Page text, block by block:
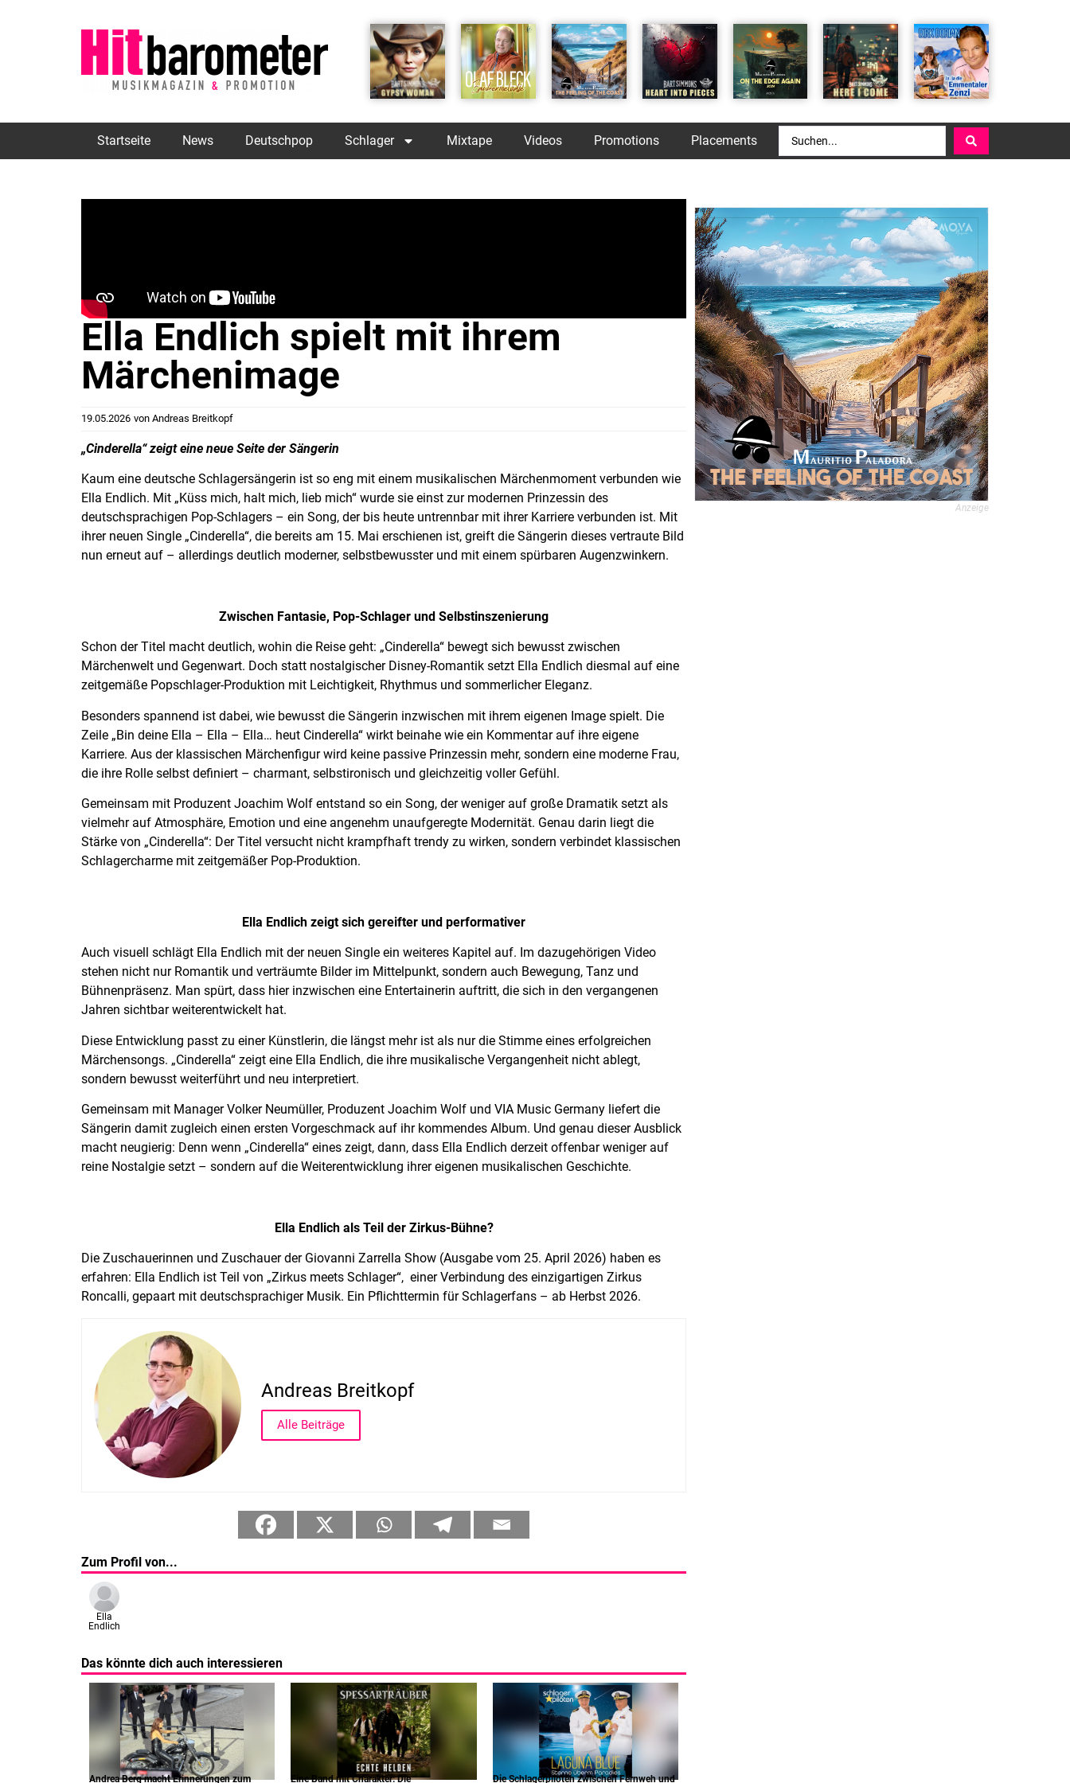
Startseite News Deutschpop Schlager Mixtape Videos Promotions Placements
Ella Endlich spielt mit ihrem
Märchenimage
19.05.2026 von Andreas Breitkopf
„Cinderella“ zeigt eine neue Seite der Sängerin
Kaum eine deutsche Schlagersängerin ist so eng mit einem musikalischen Märchenmoment verbunden wie
Ella Endlich. Mit „Küss mich, halt mich, lieb mich“ wurde sie einst zur modernen Prinzessin des
deutschsprachigen Pop-Schlagers – ein Song, der bis heute untrennbar mit ihrer Karriere verbunden ist. Mit
ihrer neuen Single „Cinderella“, die bereits am 15. Mai erschienen ist, greift die Sängerin dieses vertraute Bild
nun erneut auf – allerdings deutlich moderner, selbstbewusster und mit einem spürbaren Augenzwinkern.
Zwischen Fantasie, Pop-Schlager und Selbstinszenierung
Schon der Titel macht deutlich, wohin die Reise geht: „Cinderella“ bewegt sich bewusst zwischen
Märchenwelt und Gegenwart. Doch statt nostalgischer Disney-Romantik setzt Ella Endlich diesmal auf eine
zeitgemäße Popschlager-Produktion mit Leichtigkeit, Rhythmus und sommerlicher Eleganz.
Besonders spannend ist dabei, wie bewusst die Sängerin inzwischen mit ihrem eigenen Image spielt. Die
Zeile „Bin deine Ella – Ella – Ella… heut Cinderella“ wirkt beinahe wie ein Kommentar auf ihre eigene
Karriere. Aus der klassischen Märchenfigur wird keine passive Prinzessin mehr, sondern eine moderne Frau,
die ihre Rolle selbst definiert – charmant, selbstironisch und gleichzeitig voller Gefühl.
Gemeinsam mit Produzent Joachim Wolf entstand so ein Song, der weniger auf große Dramatik setzt als
vielmehr auf Atmosphäre, Emotion und eine angenehm unaufgeregte Modernität. Genau darin liegt die
Stärke von „Cinderella“: Der Titel versucht nicht krampfhaft trendy zu wirken, sondern verbindet klassischen
Schlagercharme mit zeitgemäßer Pop-Produktion.
Ella Endlich zeigt sich gereifter und performativer
Auch visuell schlägt Ella Endlich mit der neuen Single ein weiteres Kapitel auf. Im dazugehörigen Video
stehen nicht nur Romantik und verträumte Bilder im Mittelpunkt, sondern auch Bewegung, Tanz und
Bühnenpräsenz. Man spürt, dass hier inzwischen eine Entertainerin auftritt, die sich in den vergangenen
Jahren sichtbar weiterentwickelt hat.
Diese Entwicklung passt zu einer Künstlerin, die längst mehr ist als nur die Stimme eines erfolgreichen
Märchensongs. „Cinderella“ zeigt eine Ella Endlich, die ihre musikalische Vergangenheit nicht ablegt,
sondern bewusst weiterführt und neu interpretiert.
Gemeinsam mit Manager Volker Neumüller, Produzent Joachim Wolf und VIA Music Germany liefert die
Sängerin damit zugleich einen ersten Vorgeschmack auf ihr kommendes Album. Und genau dieser Ausblick
macht neugierig: Denn wenn „Cinderella“ eines zeigt, dann, dass Ella Endlich derzeit offenbar weniger auf
reine Nostalgie setzt – sondern auf die Weiterentwicklung ihrer eigenen musikalischen Geschichte.
Ella Endlich als Teil der Zirkus-Bühne?
Die Zuschauerinnen und Zuschauer der Giovanni Zarrella Show (Ausgabe vom 25. April 2026) haben es
erfahren: Ella Endlich ist Teil von „Zirkus meets Schlager“, einer Verbindung des einzigartigen Zirkus
Roncalli, gepaart mit deutschsprachiger Musik. Ein Pflichttermin für Schlagerfans – ab Herbst 2026.
Andreas Breitkopf
Alle Beiträge
Zum Profil von...
Ella
Endlich
Das könnte dich auch interessieren
Andrea Berg macht Erinnerungen zum Eine Band mit Charakter: Die Die Schlagerpiloten zwischen Fernweh und
Anzeige